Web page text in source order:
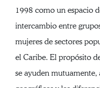
1998 como un espacio
intercambio entre
mujeres de sectores
el Caribe. El propósito
se ayuden mutuamente,